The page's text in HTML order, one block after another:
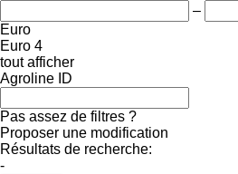
–
Euro
Euro 4
tout afficher
Agroline ID
Pas assez de filtres ?
Proposer une modification
Résultats de recherche:
-